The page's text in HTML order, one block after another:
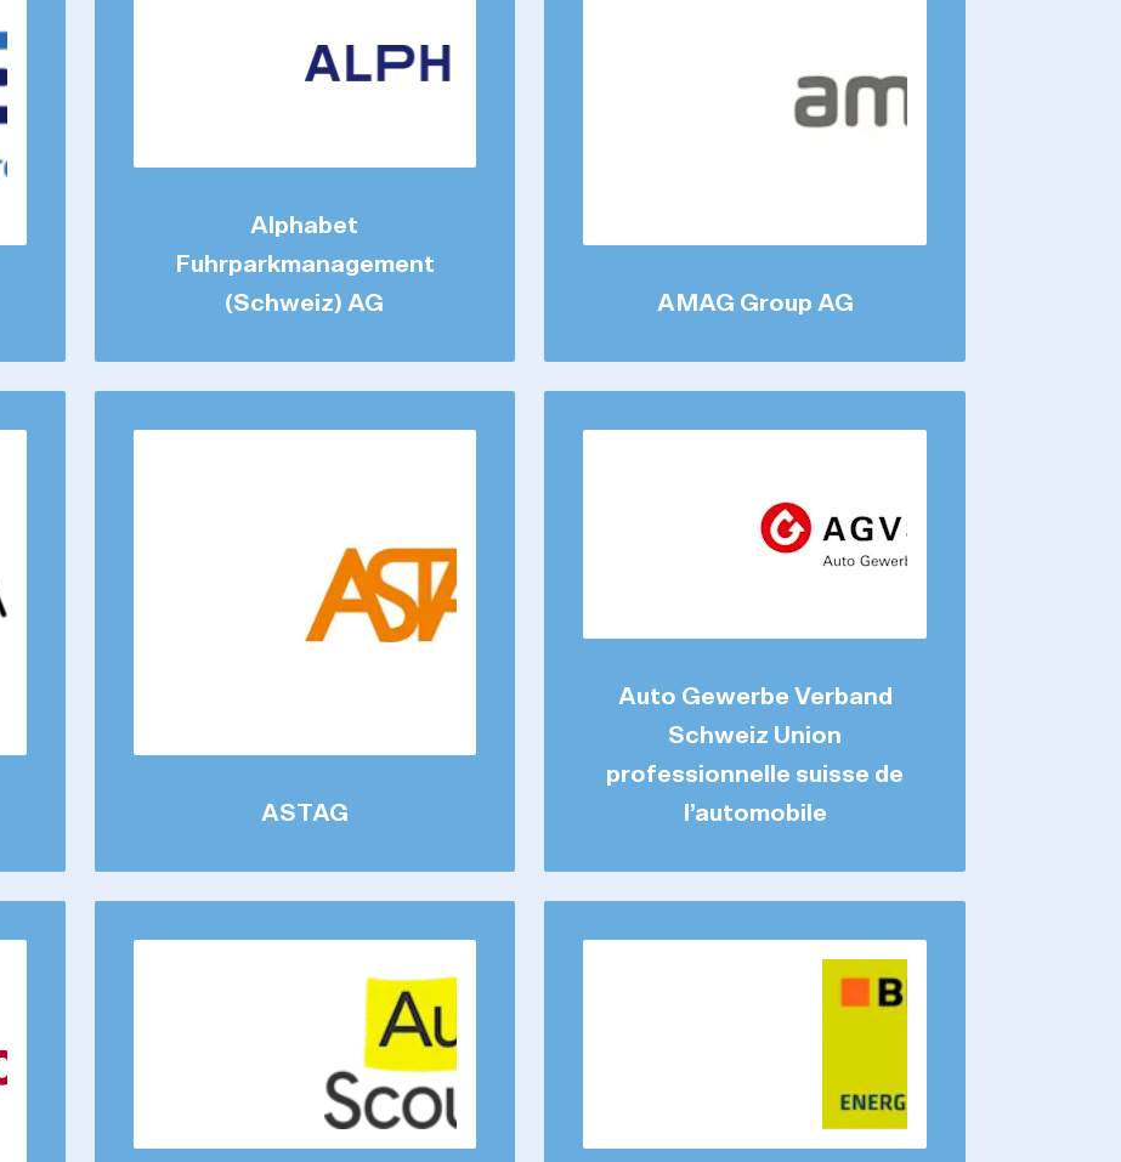
Alphabet
Fuhrparkmanagement
(Schweiz) AG
AMAG Group AG
ASTAG
Auto Gewerbe Verband
Schweiz Union
professionnelle suisse de
l’automobile